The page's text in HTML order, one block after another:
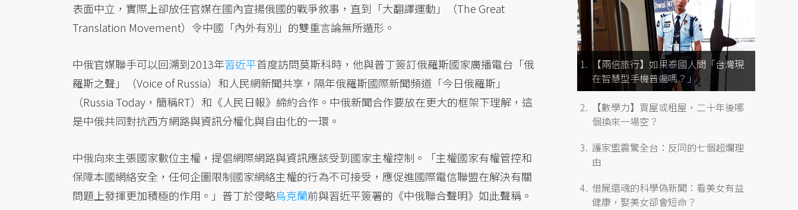
表面中立，實際上卻放任官媒在國內宣揚俄國的戰爭敘事，直到「大翻譯運動」（The Great
Translation Movement）令中國「內外有別」的雙重言論無所遁形。
中俄官媒聯手可以回溯到2013年習近平首度訪問莫斯科時，他與普丁簽訂俄羅斯國家廣播電台「俄
羅斯之聲」（Voice of Russia）和人民網新聞共享，隔年俄羅斯國際新聞頻道「今日俄羅斯」
（Russia Today，簡稱RT）和《人民日報》締約合作。中俄新聞合作要放在更大的框架下理解，這
是中俄共同對抗西方網路與資訊分權化與自由化的一環。
中俄向來主張國家數位主權，提倡網際網路與資訊應該受到國家主權控制。「主權國家有權管控和
保障本國網絡安全，任何企圖限制國家網絡主權的行為不可接受，應促進國際電信聯盟在解決有關
問題上發揮更加積極的作用。」普丁於侵略烏克蘭前與習近平簽署的《中俄聯合聲明》如此聲稱。
【兩倍旅行】如果泰國人問「台灣現
在智慧型手機普遍嗎？」
【數學力】買屋或租屋，二十年後哪
個換來一場空？
護家盟震驚全台：反同的七個超爛理
由
借屍還魂的科學偽新聞：看美女有益
健康，娶美女卻會短命？